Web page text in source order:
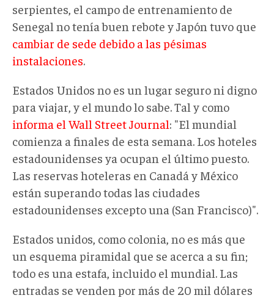
serpientes, el campo de entrenamiento de
Senegal no tenía buen rebote y Japón tuvo que
cambiar de sede debido a las pésimas
instalaciones.
Estados Unidos no es un lugar seguro ni digno
para viajar, y el mundo lo sabe. Tal y como
informa el Wall Street Journal: "El mundial
comienza a finales de esta semana. Los hoteles
estadounidenses ya ocupan el último puesto.
Las reservas hoteleras en Canadá y México
están superando todas las ciudades
estadounidenses excepto una (San Francisco)".
Estados unidos, como colonia, no es más que
un esquema piramidal que se acerca a su fin;
todo es una estafa, incluido el mundial. Las
entradas se venden por más de 20 mil dólares